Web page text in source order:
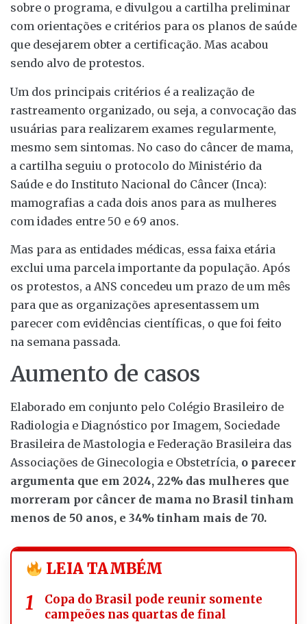
sobre o programa, e divulgou a cartilha preliminar
com orientações e critérios para os planos de saúde
que desejarem obter a certificação. Mas acabou
sendo alvo de protestos.
Um dos principais critérios é a realização de
rastreamento organizado, ou seja, a convocação das
usuárias para realizarem exames regularmente,
mesmo sem sintomas. No caso do câncer de mama,
a cartilha seguiu o protocolo do Ministério da
Saúde e do Instituto Nacional do Câncer (Inca):
mamografias a cada dois anos para as mulheres
com idades entre 50 e 69 anos.
Mas para as entidades médicas, essa faixa etária
exclui uma parcela importante da população. Após
os protestos, a ANS concedeu um prazo de um mês
para que as organizações apresentassem um
parecer com evidências científicas, o que foi feito
na semana passada.
Aumento de casos
Elaborado em conjunto pelo Colégio Brasileiro de
Radiologia e Diagnóstico por Imagem, Sociedade
Brasileira de Mastologia e Federação Brasileira das
Associações de Ginecologia e Obstetrícia, o parecer
argumenta que em 2024, 22% das mulheres que
morreram por câncer de mama no Brasil tinham
menos de 50 anos, e 34% tinham mais de 70.
LEIA TAMBÉM
Copa do Brasil pode reunir somente
campeões nas quartas de final